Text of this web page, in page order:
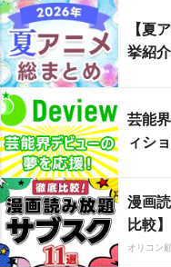
【夏
挙紹介
芸能
ィシ
漫画
比較】
オリコン